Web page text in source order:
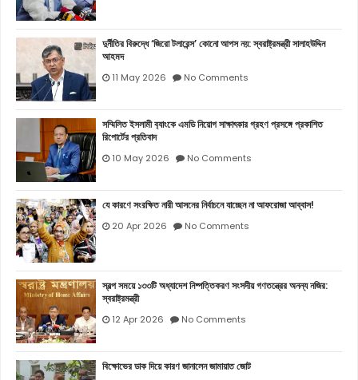
দুর্নীতির বিরুদ্ধে ‘জিরো টলারেন্স’ কোনো আপস নয়: স্বরাষ্ট্রমন্ত্রী সালাহউদ্দিন
আহমদ
11 May 2026 No Comments
সম্মিলিত ইসলামী ব‍্যাংকে এমডি নিয়োগ সাক্ষাৎকার গ্রহণ প্রসঙ্গে প্রকাশিত
রিপোর্টের প্রতিবাদ
10 May 2026 No Comments
যে কারণে সংরক্ষিত নারী আসনের নির্বাচনে যাচ্ছেন না আফরোজা আব্বাস!
20 Apr 2026 No Comments
স্বল্প সময়ে ১৩৩টি অধ্যাদেশ নিষ্পত্তিকরণ সংসদীয় গণতন্ত্রের অনন্য নজির:
স্বরাষ্ট্রমন্ত্রী
12 Apr 2026 No Comments
বিক্ষোভের ডাক দিয়ে কারণ জানালেন জামায়াত জোট